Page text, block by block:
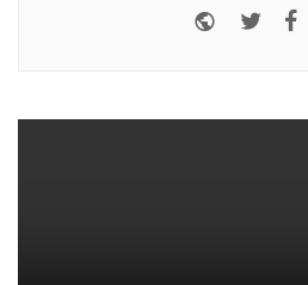
Website